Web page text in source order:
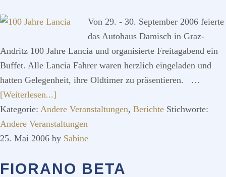
Von 29. - 30. September 2006 feierte
das Autohaus Damisch in Graz-
Andritz 100 Jahre Lancia und organisierte Freitagabend ein
Buffet. Alle Lancia Fahrer waren herzlich eingeladen und
hatten Gelegenheit, ihre Oldtimer zu präsentieren. …
[Weiterlesen...]
Autohaus
Damisch
feiert
Jahre
Kategorie: Andere Veranstaltungen, Berichte Stichworte:
Andere Veranstaltungen
25. Mai 2006 by Sabine
FIORANO BETA